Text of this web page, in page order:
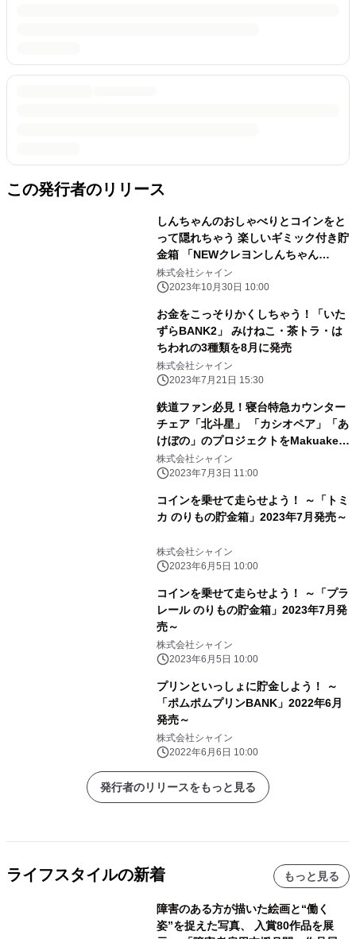
この発行者のリリース
しんちゃんのおしゃべりとコインをと
って隠れちゃう 楽しいギミック付き貯
金箱 「NEWクレヨンしんちゃん
BANK」11月上旬発売！
株式会社シャイン
2023年10月30日 10:00
お金をこっそりかくしちゃう！「いた
ずらBANK2」 みけねこ・茶トラ・は
ちわれの3種類を8月に発売
株式会社シャイン
2023年7月21日 15:30
鉄道ファン必見！寝台特急カウンター
チェア「北斗星」 「カシオペア」「あ
けぼの」のプロジェクトをMakuakeで
開始
株式会社シャイン
2023年7月3日 11:00
コインを乗せて走らせよう！ ～「トミ
カ のりもの貯金箱」2023年7月発売～
株式会社シャイン
2023年6月5日 10:00
コインを乗せて走らせよう！ ～「プラ
レール のりもの貯金箱」2023年7月発
売～
株式会社シャイン
2023年6月5日 10:00
プリンといっしょに貯金しよう！ ～
「ポムポムプリンBANK」2022年6月
発売～
株式会社シャイン
2022年6月6日 10:00
発行者のリリースをもっと見る
ライフスタイルの新着 もっと見る
障害のある方が描いた絵画と“働く
姿”を捉えた写真、 入賞80作品を展